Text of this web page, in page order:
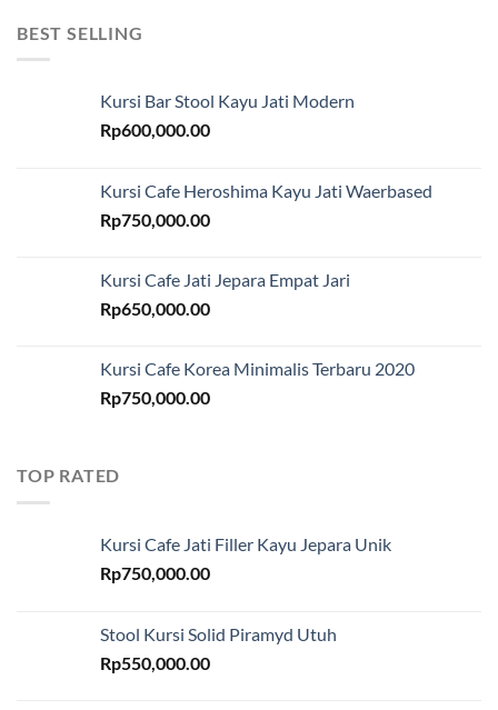
BEST SELLING
Kursi Bar Stool Kayu Jati Modern
Rp600,000.00
Kursi Cafe Heroshima Kayu Jati Waerbased
Rp750,000.00
Kursi Cafe Jati Jepara Empat Jari
Rp650,000.00
Kursi Cafe Korea Minimalis Terbaru 2020
Rp750,000.00
TOP RATED
Kursi Cafe Jati Filler Kayu Jepara Unik
Rp750,000.00
Stool Kursi Solid Piramyd Utuh
Rp550,000.00